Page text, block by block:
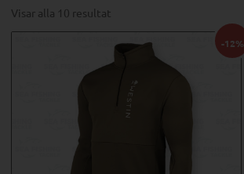
Visar alla 10 resultat
-12%